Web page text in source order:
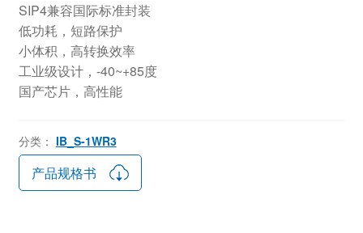
SIP4兼容国际标准封装
低功耗，短路保护
小体积，高转换效率
工业级设计，-40~+85度
国产芯片，高性能
分类： IB_S-1WR3
产品规格书